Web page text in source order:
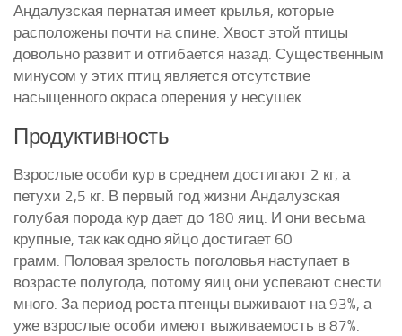
Андалузская пернатая имеет крылья, которые
расположены почти на спине. Хвост этой птицы
довольно развит и отгибается назад. Существенным
минусом у этих птиц является отсутствие
насыщенного окраса оперения у несушек.
Продуктивность
Взрослые особи кур в среднем достигают 2 кг, а
петухи 2,5 кг. В первый год жизни Андалузская
голубая порода кур дает до 180 яиц. И они весьма
крупные, так как одно яйцо достигает 60
грамм. Половая зрелость поголовья наступает в
возрасте полугода, потому яиц они успевают снести
много. За период роста птенцы выживают на 93%, а
уже взрослые особи имеют выживаемость в 87%.